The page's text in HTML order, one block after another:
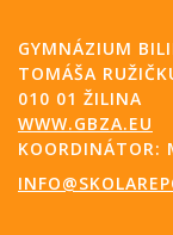
GYMNÁZIUM
TOMÁŠA
010 01 ŽILINA
WWW.GBZA.EU
KOORDINÁTOR: